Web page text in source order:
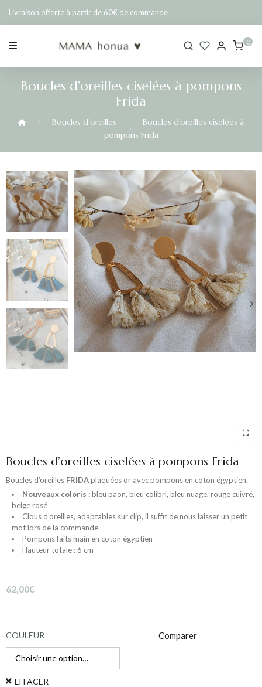
Livraison offerte à partir de 60€ de commande
0
Boucles d’oreilles ciselées à pompons
Frida
Boucles d'oreilles
Boucles d’oreilles ciselées à
pompons Frida
Boucles d’oreilles ciselées à pompons Frida
Boucles d’oreilles FRIDAplaquées or avec pompons en coton égyptien.
Nouveaux coloris :bleu paon, bleu colibri, bleu nuage, rouge cuivré,
beige rosé
Clous d’oreilles, adaptables sur clip, il suffit de nous laisser un petit
mot lors de la commande.
Pompons faits main en coton égyptien
Hauteur totale : 6 cm
62,00€
COULEUR
EFFACER
Comparer